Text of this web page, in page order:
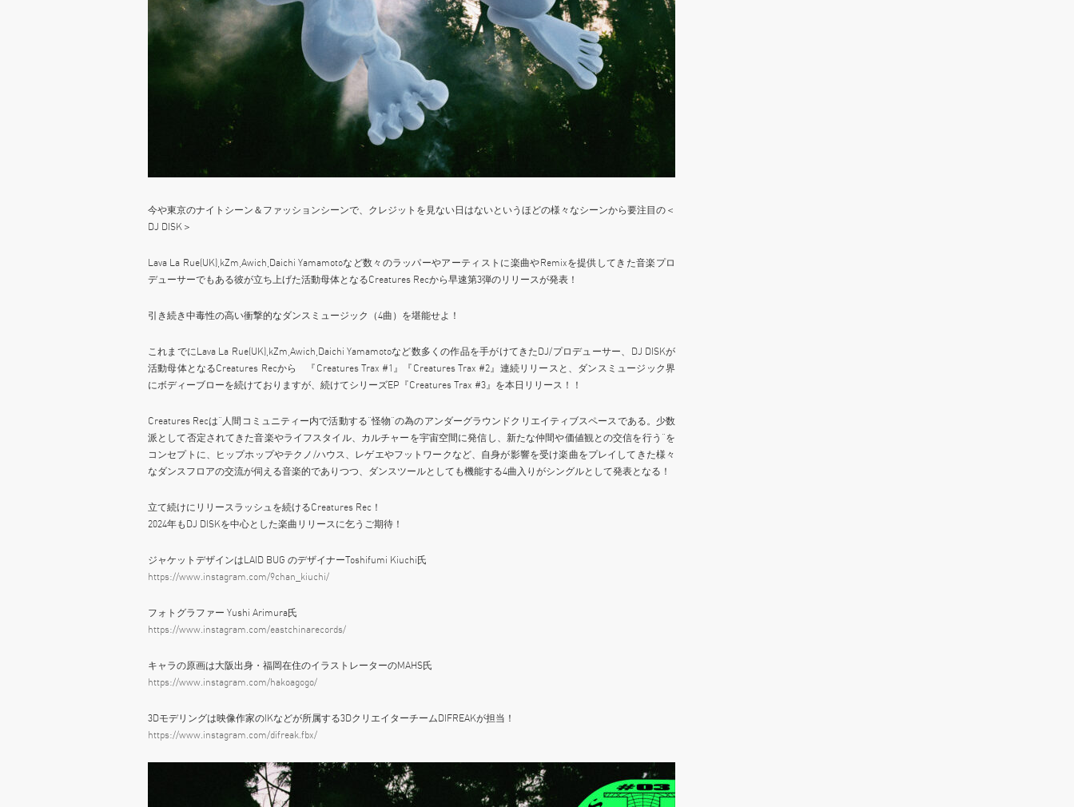
今や東京のナイトシーン＆ファッションシーンで、クレジットを見ない日はないというほどの様々なシーンから要注目の＜
DJ DISK＞
Lava La Rue(UK),kZm,Awich,Daichi Yamamotoなど数々のラッパーやアーティストに楽曲やRemixを提供してきた音楽プロ
デューサーでもある彼が立ち上げた活動母体となるCreatures Recから早速第3弾のリリースが発表！
引き続き中毒性の高い衝撃的なダンスミュージック（4曲）を堪能せよ！
これまでにLava La Rue(UK),kZm,Awich,Daichi Yamamotoなど数多くの作品を手がけてきたDJ/プロデューサー、DJ DISKが
活動母体となるCreatures Recから 『Creatures Trax #1』『Creatures Trax #2』連続リリースと、ダンスミュージック界
にボディーブローを続けておりますが、続けてシリーズEP『Creatures Trax #3』を本日リリース！！
Creatures Recは“人間コミュニティー内で活動する”怪物”の為のアンダーグラウンドクリエイティブスペースである。少数
派として否定されてきた音楽やライフスタイル、カルチャーを宇宙空間に発信し、新たな仲間や価値観との交信を行う“を
コンセプトに、ヒップホップやテクノ/ハウス、レゲエやフットワークなど、自身が影響を受け楽曲をプレイしてきた様々
なダンスフロアの交流が伺える音楽的でありつつ、ダンスツールとしても機能する4曲入りがシングルとして発表となる！
立て続けにリリースラッシュを続けるCreatures Rec！
2024年もDJ DISKを中心とした楽曲リリースに乞うご期待！
ジャケットデザインはLAID BUG のデザイナーToshifumi Kiuchi氏
https://www.instagram.com/9chan_kiuchi/
フォトグラファー Yushi Arimura氏
https://www.instagram.com/eastchinarecords/
キャラの原画は大阪出身・福岡在住のイラストレーターのMAHS氏
https://www.instagram.com/hakoagogo/
3Dモデリングは映像作家のIKなどが所属する3DクリエイターチームDIFREAKが担当！
https://www.instagram.com/difreak.fbx/